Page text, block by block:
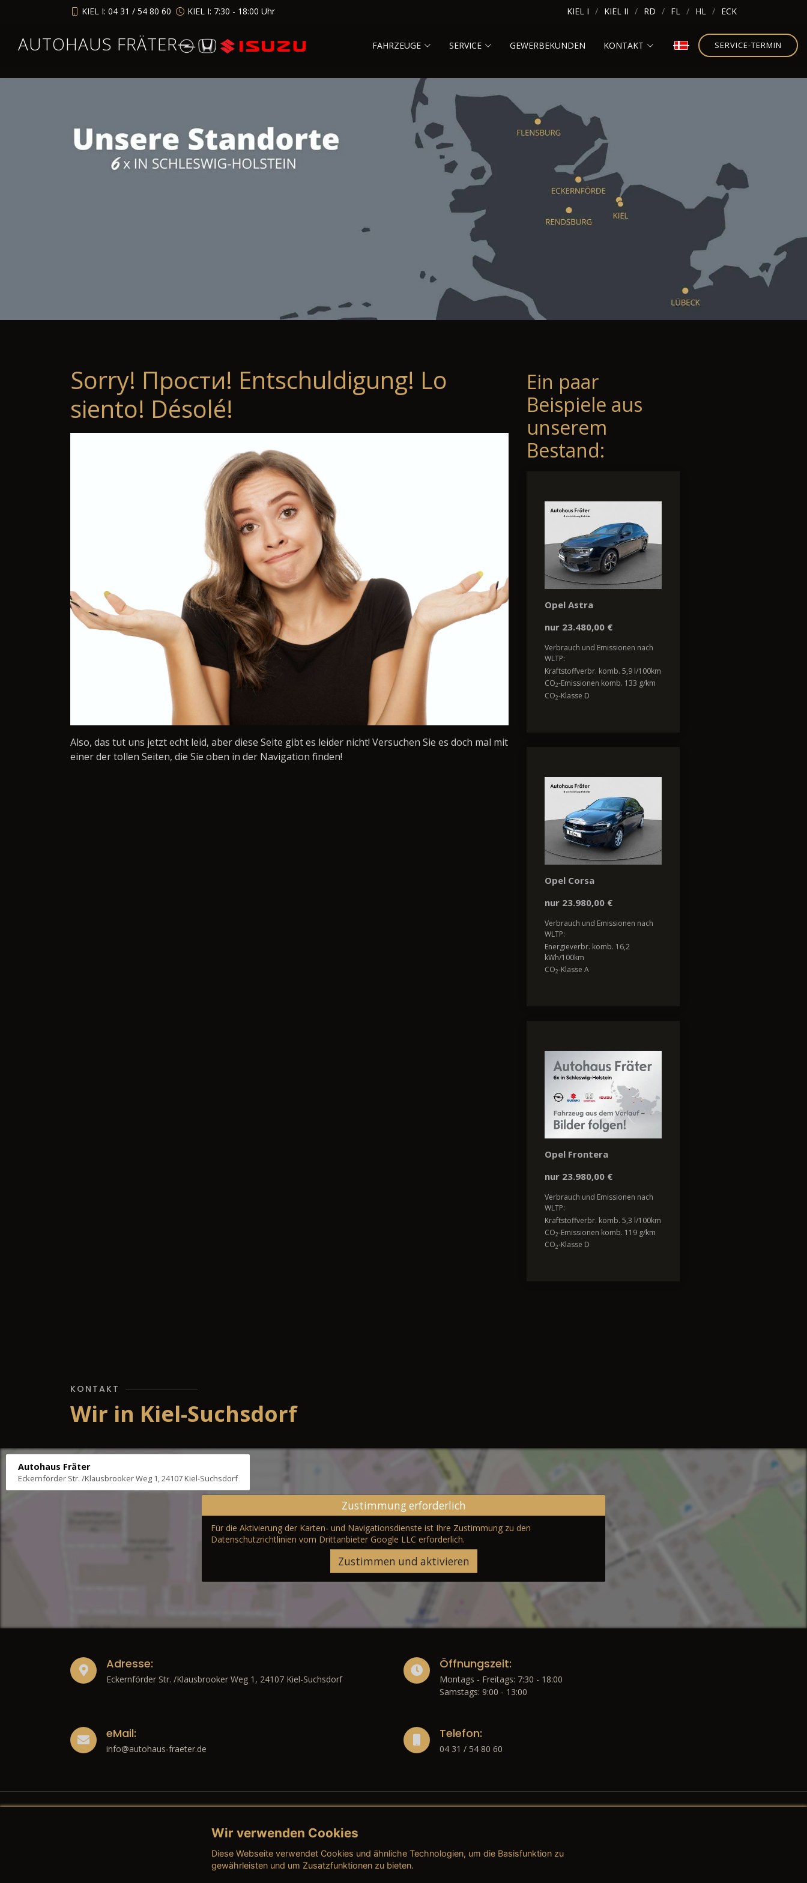
KIEL I: 04 31 / 54 80 60 KIEL I: 7:30 - 18:00 Uhr KIEL I KIEL II RD FL HL ECK
AUTOHAUS FRÄTER FAHRZEUGE SERVICE GEWERBEKUNDEN KONTAKT SERVICE-TERMIN
Sorry! Прости! Entschuldigung! Lo
siento! Désolé!
Also, das tut uns jetzt echt leid, aber diese Seite gibt es leider nicht! Versuchen Sie es doch mal mit
einer der tollen Seiten, die Sie oben in der Navigation finden!
Ein paar
Beispiele aus
unserem
Bestand:
Opel Astra
nur 23.480,00 €
Verbrauch und Emissionen nach
WLTP:
Kraftstoffverbr. komb. 5,9 l/100km
CO2-Emissionen komb. 133 g/km
CO2-Klasse D
Opel Corsa
nur 23.980,00 €
Verbrauch und Emissionen nach
WLTP:
Energieverbr. komb. 16,2
kWh/100km
CO2-Klasse A
Opel Frontera
nur 23.980,00 €
Verbrauch und Emissionen nach
WLTP:
Kraftstoffverbr. komb. 5,3 l/100km
CO2-Emissionen komb. 119 g/km
CO2-Klasse D
KONTAKT
Wir in Kiel-Suchsdorf
Autohaus Fräter
Eckernförder Str. /Klausbrooker Weg 1, 24107 Kiel-Suchsdorf
Zustimmung erforderlich
Für die Aktivierung der Karten- und Navigationsdienste ist Ihre Zustimmung zu den
Datenschutzrichtlinien vom Drittanbieter Google LLC erforderlich.
Zustimmen und aktivieren
Adresse:
Eckernförder Str. /Klausbrooker Weg 1, 24107 Kiel-Suchsdorf
Öffnungszeit:
Montags - Freitags: 7:30 - 18:00
Samstags: 9:00 - 13:00
eMail:
info@autohaus-fraeter.de
Telefon:
04 31 / 54 80 60
Rechtliches
→ Impressum
→ AGB (Neuwagen)
→ AGB (Teile & Zubehör)
Wir verwenden Cookies
Diese Webseite verwendet Cookies und ähnliche Technologien, um die Basisfunktion zu
gewährleisten und um Zusatzfunktionen zu bieten.